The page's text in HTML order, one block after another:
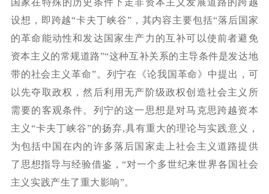
设想，即跨越“卡夫丁峡谷”，其内容主要包括“落后国家
的革命能动性和发达国家生产力的互补可以使前者避免
资本主义的常规道路”“这种互补关系的主导条件是发达地
带的社会主义革命”。列宁在《论我国革命》中提出，可
以先夺取政权，然后利用无产阶级政权创造社会主义所
需要的客观条件。列宁的这一思想是对马克思跨越资本
主义“卡夫丁峡谷”的扬弃,具有重大的理论与实践意义，
为包括中国在内的许多落后国家走上社会主义道路提供
了思想指导与经验借鉴，“对一个多世纪来世界各国社会
主义实践产生了重大影响”。